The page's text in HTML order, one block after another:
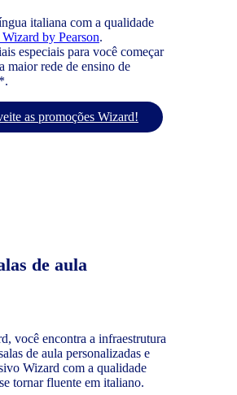
italiana com a qualidade
by Pearson.
especiais para você começar
maior rede de ensino de
as promoções Wizard!
de aula
você encontra a infraestrutura
de aula personalizadas e
Wizard com a qualidade
tornar fluente em italiano.